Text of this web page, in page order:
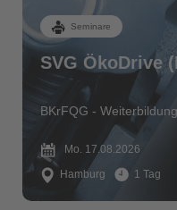
Seminare
SVG ÖkoDrive
BKrFQG -
Mo. 17.08.2026
Hamburg
1 Tag